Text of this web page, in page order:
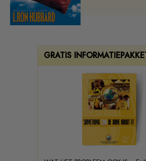
GRATIS